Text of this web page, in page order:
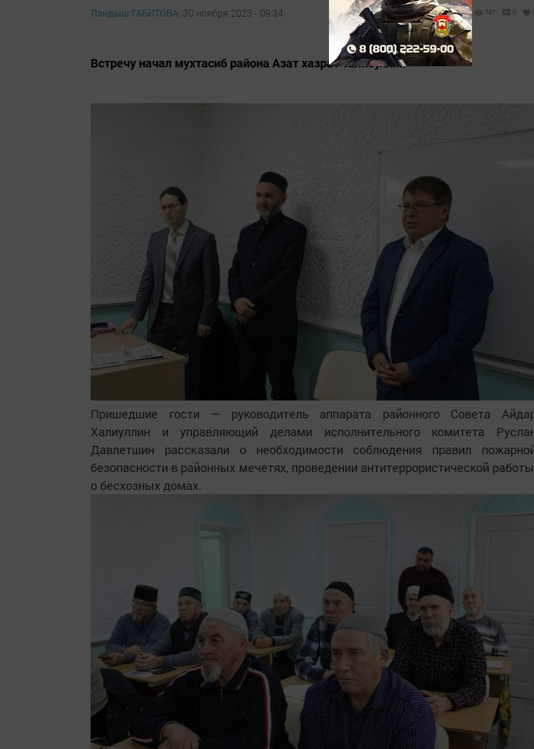
Ландыш ГАБИТОВА, 30 ноября 2023 - 09:34 797 0
Встречу начал мухтасиб района Азат хазрат Талибуллин
Пришедшие гости — руководитель аппарата районного Совета
Халиуллин и управляющий делами исполнительного комитета
Давлетшин рассказали о необходимости соблюдения правил
безопасности в районных мечетях, проведении антитеррористической
о бесхозных домах.